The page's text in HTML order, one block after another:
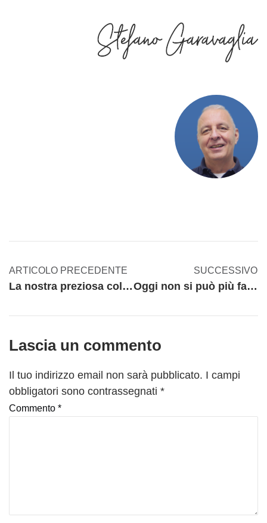
ARTICOLO PRECEDENTE
La nostra preziosa collaborazione con A.P.I. (Associazione Piccole e Medie Industrie)
SUCCESSIVO
Oggi non si può più fare a meno del magazzino automatico
Lascia un commento
Il tuo indirizzo email non sarà pubblicato. I campi
obbligatori sono contrassegnati *
Commento *